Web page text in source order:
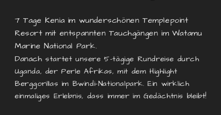
7 Tage Kenia im wunderschönen Templepoint
Resort mit entspannten Tauchgängen im Watamu
Marine National Park.
Danachstartet unsere 5-tägige Rundreise durch
Uganda, der Perle Afrikas, mit dem Highlight
Berggorillas im Bwindi-Nationalpark. Ein wirklich
einmaliges Erlebnis, dass immer im Gedächtnis bleibt!